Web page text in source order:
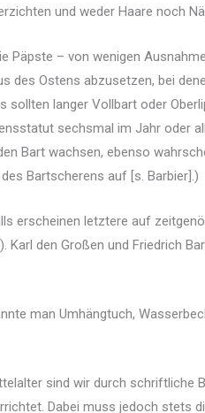
und weder Haare noch
Päpste – von wenigen
des Ostens abzusetzen, bei
sollten langer Vollbart oder
sechsmal im Jahr oder
Bart wachsen, ebenso
Bartscherens auf [s. Barbier].)
erscheinen letztere auf
Karl den Großen und Friedrich
man Umhängtuch,
sind wir durch
Dabei muss jedoch stets